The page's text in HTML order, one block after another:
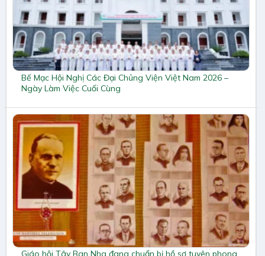
Bế Mạc Hội Nghị Các Đại Chủng Viện Việt Nam 2026 –
Ngày Làm Việc Cuối Cùng
Giáo hội Tây Ban Nha đang chuẩn bị hồ sơ tuyên phong